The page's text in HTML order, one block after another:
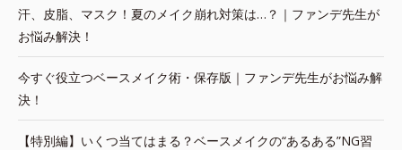
汗、皮脂、マスク！夏のメイク崩れ対策は…？｜ファンデ先生が
お悩み解決！
今すぐ役立つベースメイク術・保存版｜ファンデ先生がお悩み解
決！
【特別編】いくつ当てはまる？ベースメイクの“あるある”NG習